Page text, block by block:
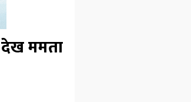
ममता